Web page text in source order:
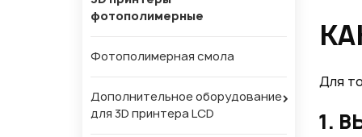
фотополимерные
Фотополимерная смола
Дополнительное оборудование
для 3D принтера LCD
Для
1.